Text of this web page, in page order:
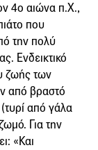
4ο αιώνα π.Χ.,
που
την πολύ
Ενδεικτικό
ζωής των
από βραστό
από γάλα
Για την
«Και